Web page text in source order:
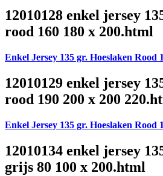
12010128 enkel jersey
rood 160 180 x 200.html
Enkel Jersey 135 gr. Hoeslaken Rood
12010129 enkel jersey
rood 190 200 x 200
Enkel Jersey 135 gr. Hoeslaken Rood
12010134 enkel jersey
grijs 80 100 x 200.html